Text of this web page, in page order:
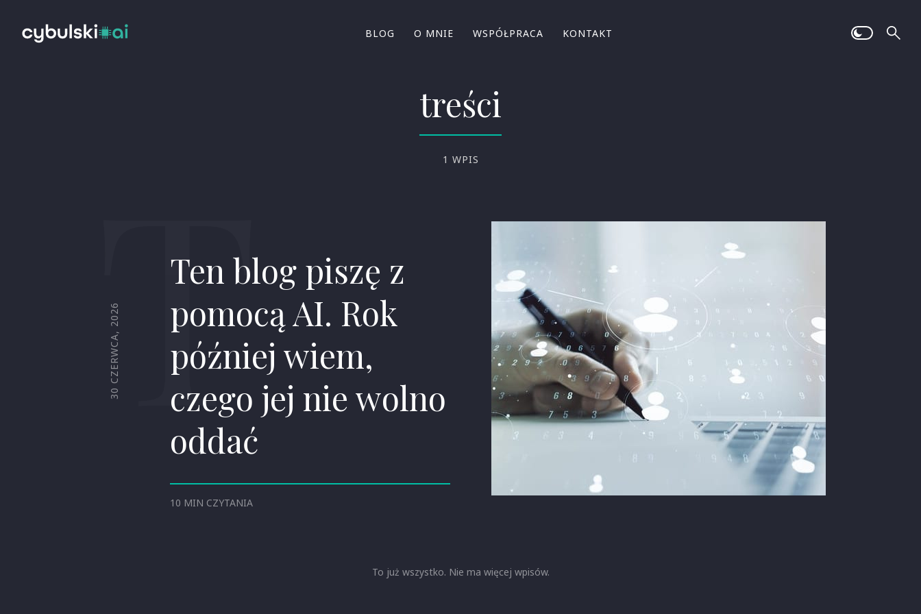
BLOG O MNIE WSPÓŁPRACA KONTAKT
treści
1 WPIS
30 CZERWCA, 2026
T
Ten blog piszę z
pomocą AI. Rok
później wiem,
czego jej nie wolno
oddać
10 MIN CZYTANIA
To już wszystko. Nie ma więcej wpisów.